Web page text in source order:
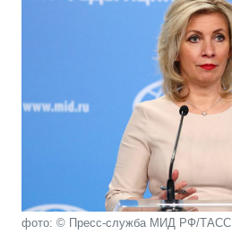
фото: © Пресс-служба МИД РФ/ТАСС